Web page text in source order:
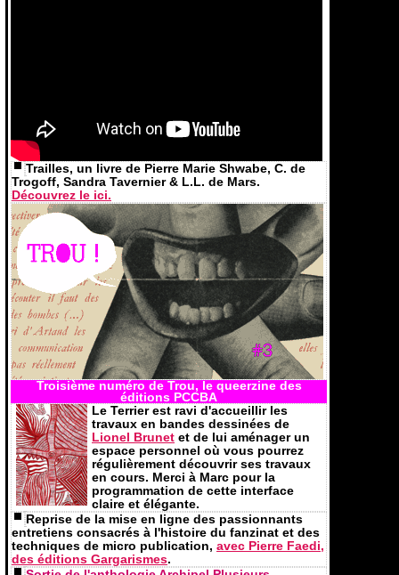
Trailles, un livre de Pierre Marie Shwabe, C. de
Trogoff, Sandra Tavernier & L.L. de Mars.
Découvrez le ici.
Troisième numéro de Trou, le queerzine des
éditions PCCBA
Le Terrier est ravi d'accueillir les
travaux en bandes dessinées de
Lionel Brunet et de lui aménager un
espace personnel où vous pourrez
régulièrement découvrir ses travaux
en cours. Merci à Marc pour la
programmation de cette interface
claire et élégante.
Reprise de la mise en ligne des passionnants
entretiens consacrés à l'histoire du fanzinat et des
techniques de micro publication, avec Pierre Faedi,
des éditions Gargarismes.